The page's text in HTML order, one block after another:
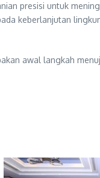
presisi untuk
keberlanjutan
awal langkah